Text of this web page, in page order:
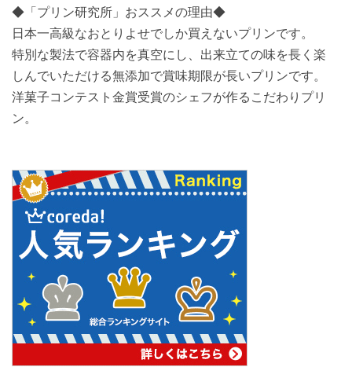
◆「プリン研究所」おススメの理由◆
日本一高級なおとりよせでしか買えないプリンです。
特別な製法で容器内を真空にし、出来立ての味を長く楽
しんでいただける無添加で賞味期限が長いプリンです。
洋菓子コンテスト金賞受賞のシェフが作るこだわりプリ
ン。